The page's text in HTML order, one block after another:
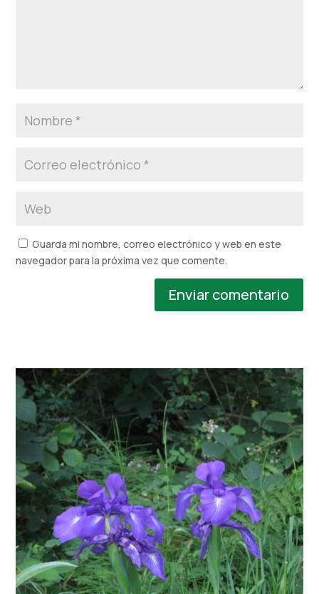
Guarda mi nombre, correo electrónico y web en este
navegador para la próxima vez que comente.
Enviar comentario